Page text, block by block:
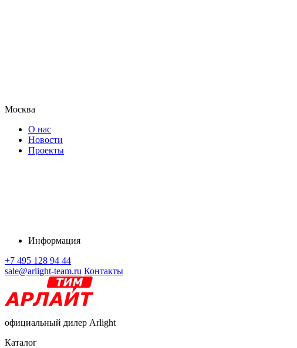
Москва
О нас
Новости
Проекты
Информация
+7 495 128 94 44
sale@arlight-team.ru Контакты
официальный дилер Arlight
Каталог